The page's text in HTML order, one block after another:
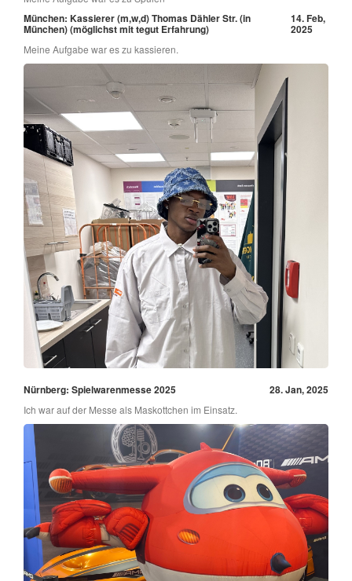
München: Kassierer (m,w,d) Thomas Dähler Str. (in
München) (möglichst mit tegut Erfahrung)
14. Feb,
2025
Meine Aufgabe war es zu kassieren.
Nürnberg: Spielwarenmesse 2025 28. Jan, 2025
Ich war auf der Messe als Maskottchen im Einsatz.